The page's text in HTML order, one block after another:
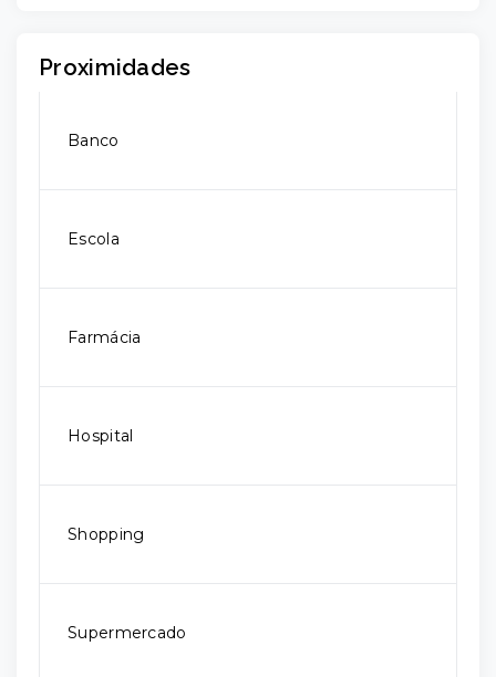
Proximidades
Banco
Escola
Farmácia
Hospital
Shopping
Supermercado